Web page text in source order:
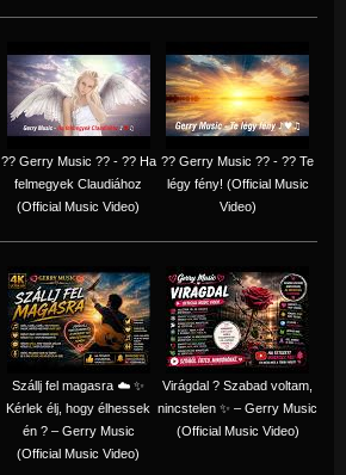
?? Gerry Music ?? - ?? Ha
felmegyek Claudiához
(Official Music Video)
?? Gerry Music ?? - ?? Te
légy fény! (Official Music
Video)
Szállj fel magasra ☁️ ✨
Kérlek élj, hogy élhessek
én ? – Gerry Music
(Official Music Video)
Virágdal ? Szabad voltam,
nincstelen ✨ – Gerry Music
(Official Music Video)